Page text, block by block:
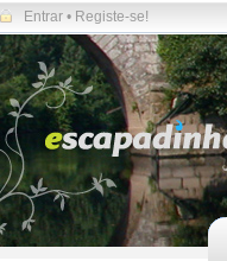
Entrar • Registe-se!